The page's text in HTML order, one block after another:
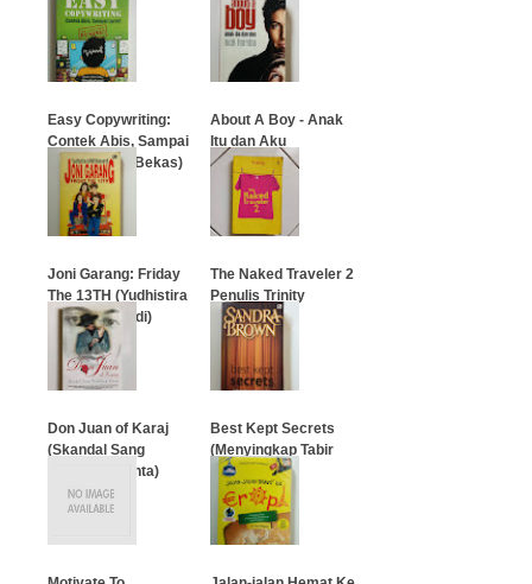
Easy Copywriting:
Contek Abis, Sampai
Laris! (Buku Bekas)
About A Boy - Anak
Itu dan Aku
Joni Garang: Friday
The 13TH (Yudhistira
ANM Massardi)
The Naked Traveler 2
Penulis Trinity
…
Don Juan of Karaj
(Skandal Sang
Petualang Cinta)
Best Kept Secrets
(Menyingkap Tabir
Kelam)
…